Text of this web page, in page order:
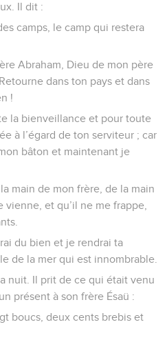
Il dit :
camps, le camp qui restera
Abraham, Dieu de mon père
dans ton pays et dans
!
la bienveillance et pour toute
à l’égard de ton serviteur ; car
bâton et maintenant je
main de mon frère, de la main
vienne, et qu’il ne me frappe,
du bien et je rendrai ta
de la mer qui est innombrable.
nuit. Il prit de ce qui était venu
présent à son frère Ésaü :
boucs, deux cents brebis et